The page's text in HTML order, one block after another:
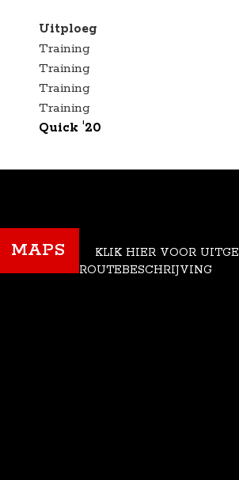
Uitploeg
Training
Training
Training
Training
Quick '20
MAPS
KLIK HIER VOOR
ROUTEBESCHRIJVING